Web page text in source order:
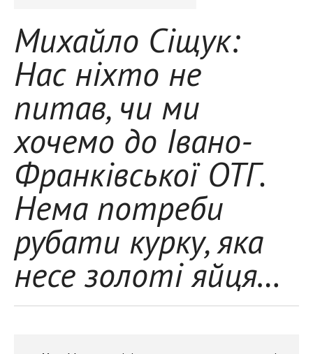
Михайло Сіщук:
Нас ніхто не
питав, чи ми
хочемо до Івано-
Франківської ОТГ.
Нема потреби
рубати курку, яка
несе золоті яйця…